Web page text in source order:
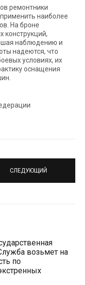
ремонтники
наиболее
На броне
конструкций,
наблюдению и
надеются, что
условиях, их
оснащения
СЛЕДУЮЩИЙ
возьмет на
по